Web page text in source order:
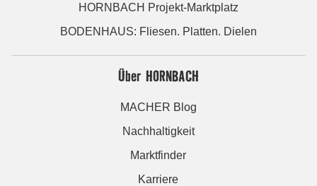
HORNBACH Projekt-Marktplatz
BODENHAUS: Fliesen. Platten. Dielen
Über HORNBACH
MACHER Blog
Nachhaltigkeit
Marktfinder
Karriere